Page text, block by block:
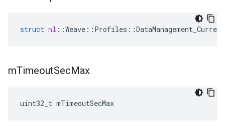
struct nl ::Weave :: Profiles ::DataManagement_Current
mTimeoutSecMax
uint32_t mTimeoutSecMax